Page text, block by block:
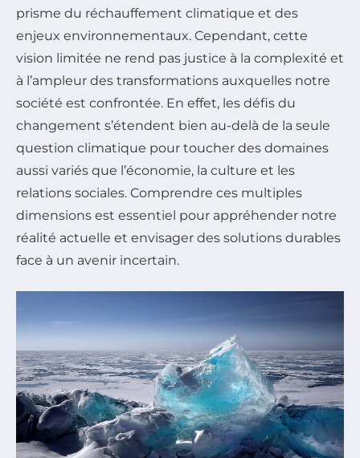
prisme du réchauffement climatique et des
enjeux environnementaux. Cependant, cette
vision limitée ne rend pas justice à la complexité et
à l’ampleur des transformations auxquelles notre
société est confrontée. En effet, les défis du
changement s’étendent bien au-delà de la seule
question climatique pour toucher des domaines
aussi variés que l’économie, la culture et les
relations sociales. Comprendre ces multiples
dimensions est essentiel pour appréhender notre
réalité actuelle et envisager des solutions durables
face à un avenir incertain.